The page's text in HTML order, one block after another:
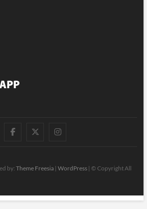
| TwitterInstagram
by:Theme Freesia| WordPress| © Copyright All